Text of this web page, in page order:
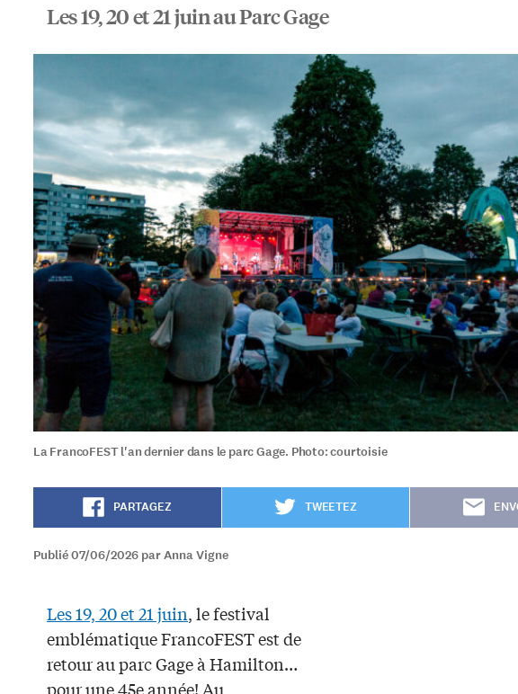
Les 19, 20 et 21 juin au Parc Gage
La FrancoFEST l'an dernier dans le parc Gage. Photo: courtoisie
PARTAGEZ TWEETEZ
Publié 07/06/2026 par Anna Vigne
Les 19, 20 et 21 juin, le festival
emblématique FrancoFEST est de
retour au parc Gage à Hamilton…
pour une 45e année! Au